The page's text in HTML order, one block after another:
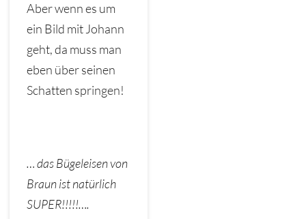
Aber wenn es um
ein Bild mit Johann
geht, da muss man
eben über seinen
Schatten springen!
… das Bügeleisen von
Braun ist natürlich
SUPER!!!!!….